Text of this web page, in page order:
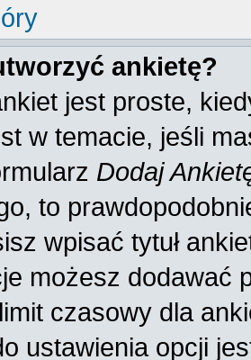
ankietę?
jest proste,
w temacie, jeśli
Dodaj
to
wpisać tytuł
możesz dodawać
czasowy dla
ustawienia opcji